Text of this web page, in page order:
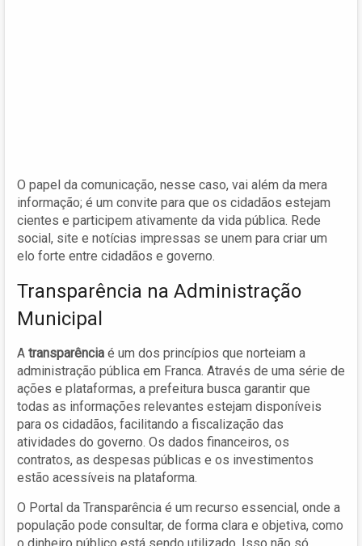
O papel da comunicação, nesse caso, vai além da mera
informação; é um convite para que os cidadãos estejam
cientes e participem ativamente da vida pública. Rede
social, site e notícias impressas se unem para criar um
elo forte entre cidadãos e governo.
Transparência na Administração
Municipal
A transparência é um dos princípios que norteiam a
administração pública em Franca. Através de uma série de
ações e plataformas, a prefeitura busca garantir que
todas as informações relevantes estejam disponíveis
para os cidadãos, facilitando a fiscalização das
atividades do governo. Os dados financeiros, os
contratos, as despesas públicas e os investimentos
estão acessíveis na plataforma.
O Portal da Transparência é um recurso essencial, onde a
população pode consultar, de forma clara e objetiva, como
o dinheiro público está sendo utilizado. Isso não só